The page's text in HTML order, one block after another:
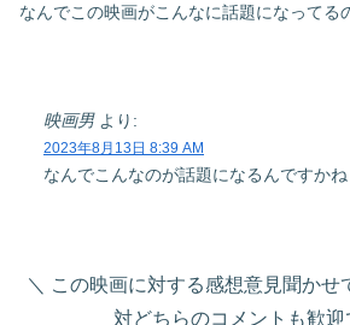
なんでこの映画がこんなに話題になってる
映画男 より:
2023年8月13日 8:39 AM
なんでこんなのが話題になるんですかね
この映画に対する感想意見聞かせ
対どちらのコメントも歓迎